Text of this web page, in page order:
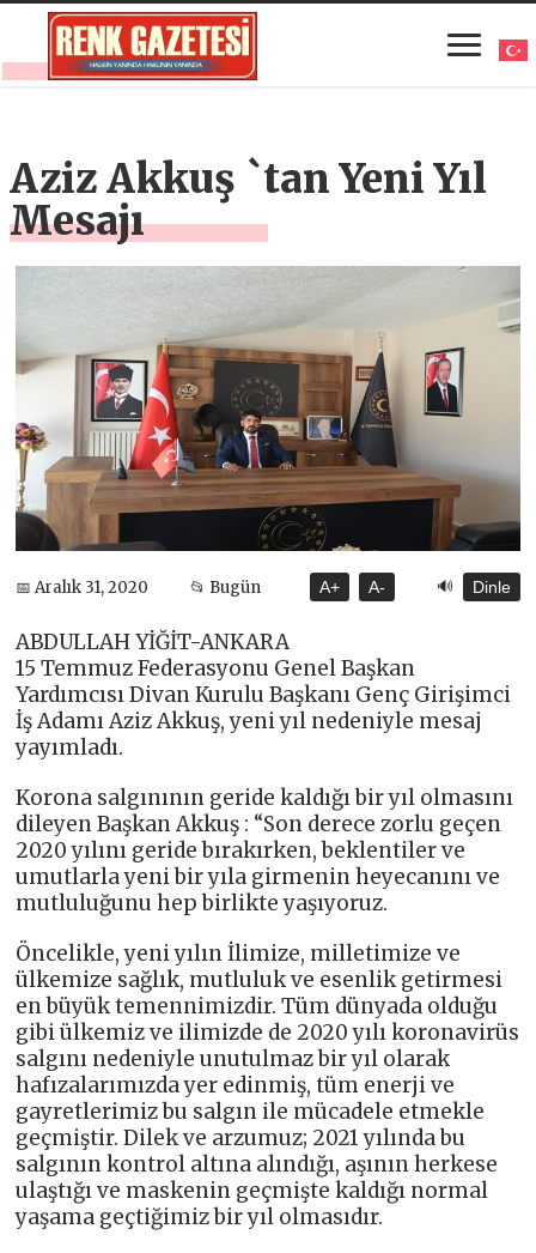
Aziz Akkuş `tan Yeni Yıl
Mesajı
📅 Aralık 31, 2020 📂 Bugün A+ A- 🔊 Dinle
ABDULLAH YİĞİT-ANKARA
15 Temmuz Federasyonu Genel Başkan
Yardımcısı Divan Kurulu Başkanı Genç Girişimci
İş Adamı Aziz Akkuş, yeni yıl nedeniyle mesaj
yayımladı.
Korona salgınının geride kaldığı bir yıl olmasını
dileyen Başkan Akkuş : “Son derece zorlu geçen
2020 yılını geride bırakırken, beklentiler ve
umutlarla yeni bir yıla girmenin heyecanını ve
mutluluğunu hep birlikte yaşıyoruz.
Öncelikle, yeni yılın İlimize, milletimize ve
ülkemize sağlık, mutluluk ve esenlik getirmesi
en büyük temennimizdir. Tüm dünyada olduğu
gibi ülkemiz ve ilimizde de 2020 yılı koronavirüs
salgını nedeniyle unutulmaz bir yıl olarak
hafızalarımızda yer edinmiş, tüm enerji ve
gayretlerimiz bu salgın ile mücadele etmekle
geçmiştir. Dilek ve arzumuz; 2021 yılında bu
salgının kontrol altına alındığı, aşının herkese
ulaştığı ve maskenin geçmişte kaldığı normal
yaşama geçtiğimiz bir yıl olmasıdır.